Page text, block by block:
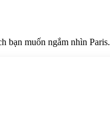
bạn muốn ngắm nhìn Paris.